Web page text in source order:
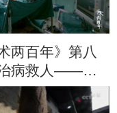
两百年》第八
病救人——医
无二的特权